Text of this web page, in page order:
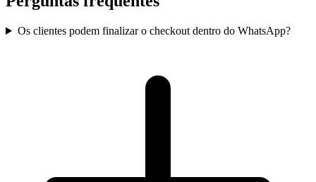
Os clientes podem finalizar o checkout dentro do WhatsApp?